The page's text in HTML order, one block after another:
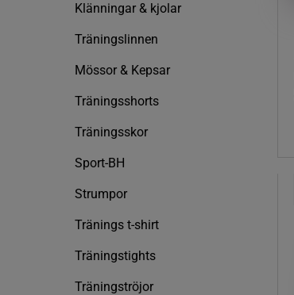
Klänningar & kjolar
Träningslinnen
Mössor & Kepsar
Träningsshorts
Träningsskor
Sport-BH
Strumpor
Tränings t-shirt
Träningstights
Träningströjor